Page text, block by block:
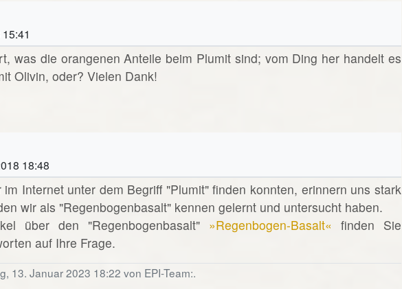
was die orangenen Anteile beim Plumit sind; vom Ding her handelt es
Olivin, oder? Vielen Dank!
18:48
im Internet unter dem Begriff "Plumit" finden konnten, erinnern uns stark
wir als "Regenbogenbasalt" kennen gelernt und untersucht haben.
über den "Regenbogenbasalt" »Regenbogen-Basalt« finden Sie
auf Ihre Frage.
13. Januar 2023 18:22 von EPI-Team:.